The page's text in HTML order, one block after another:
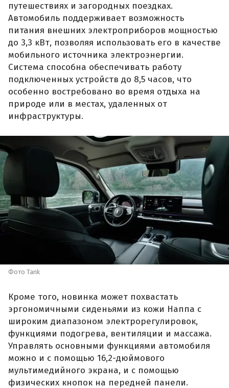
путешествиях и загородных поездках.
Автомобиль поддерживает возможность
питания внешних электроприборов мощностью
до 3,3 кВт, позволяя использовать его в качестве
мобильного источника электроэнергии.
Система способна обеспечивать работу
подключенных устройств до 8,5 часов, что
особенно востребовано во время отдыха на
природе или в местах, удаленных от
инфраструктуры.
Фото Tank
Кроме того, новинка может похвастать
эргономичными сиденьями из кожи Наппа с
широким диапазоном электрорегулировок,
функциями подогрева, вентиляции и массажа.
Управлять основными функциями автомобиля
можно и с помощью 16,2-дюймового
мультимедийного экрана, и с помощью
физических кнопок на передней панели.